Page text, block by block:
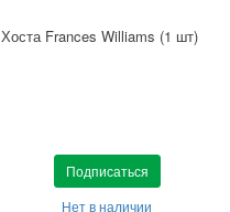
Хоста Frances Williams (1 шт)
Подписаться
Нет в наличии